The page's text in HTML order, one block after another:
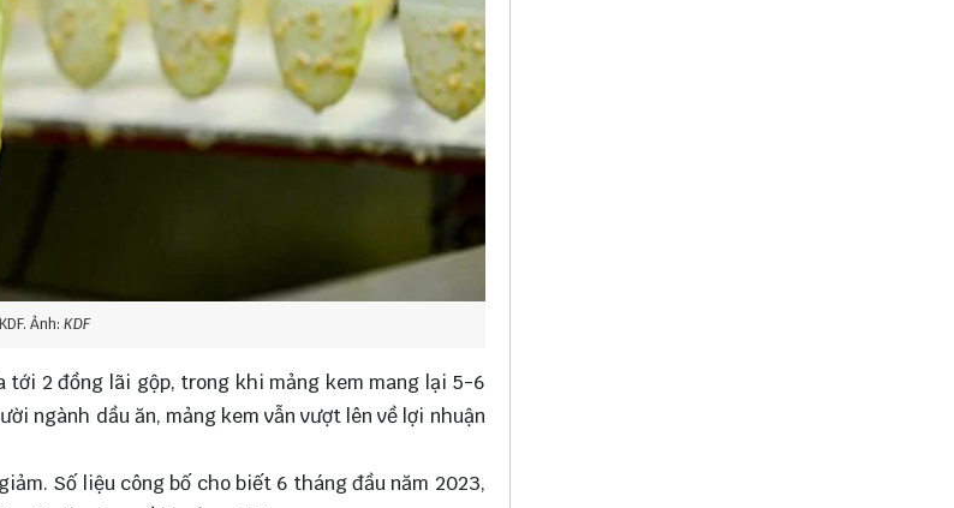
Ảnh: KDF
2 đồng lãi gộp, trong khi mảng kem mang lại 5-6
ngành dầu ăn, mảng kem vẫn vượt lên về lợi nhuận
Số liệu công bố cho biết 6 tháng đầu năm 2023,